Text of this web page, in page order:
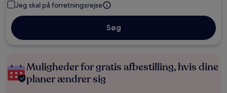
Jeg skal på forretningsrejse
Søg
Muligheder for gratis afbestilling, hvis dine
planer ændrer sig